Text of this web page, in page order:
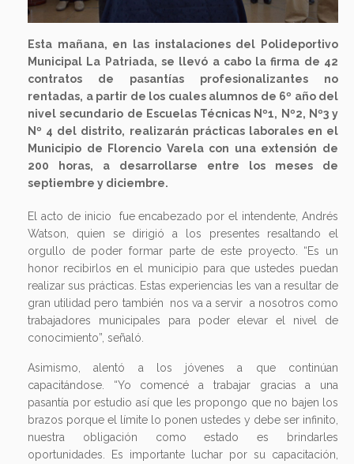
Esta mañana, en las instalaciones del Polideportivo
Municipal La Patriada, se llevó a cabo la firma de 42
contratos de pasantías profesionalizantes no
rentadas, a partir de los cuales alumnos de 6º año del
nivel secundario de Escuelas Técnicas Nº1, Nº2, Nº3 y
Nº 4 del distrito, realizarán prácticas laborales en el
Municipio de Florencio Varela con una extensión de
200 horas, a desarrollarse entre los meses de
septiembre y diciembre.
El acto de inicio fue encabezado por el intendente, Andrés
Watson, quien se dirigió a los presentes resaltando el
orgullo de poder formar parte de este proyecto. “Es un
honor recibirlos en el municipio para que ustedes puedan
realizar sus prácticas. Estas experiencias les van a resultar de
gran utilidad pero también nos va a servir a nosotros como
trabajadores municipales para poder elevar el nivel de
conocimiento”, señaló.
Asimismo, alentó a los jóvenes a que continúan
capacitándose. “Yo comencé a trabajar gracias a una
pasantía por estudio así que les propongo que no bajen los
brazos porque el límite lo ponen ustedes y debe ser infinito,
nuestra obligación como estado es brindarles
oportunidades. Es importante luchar por su capacitación,